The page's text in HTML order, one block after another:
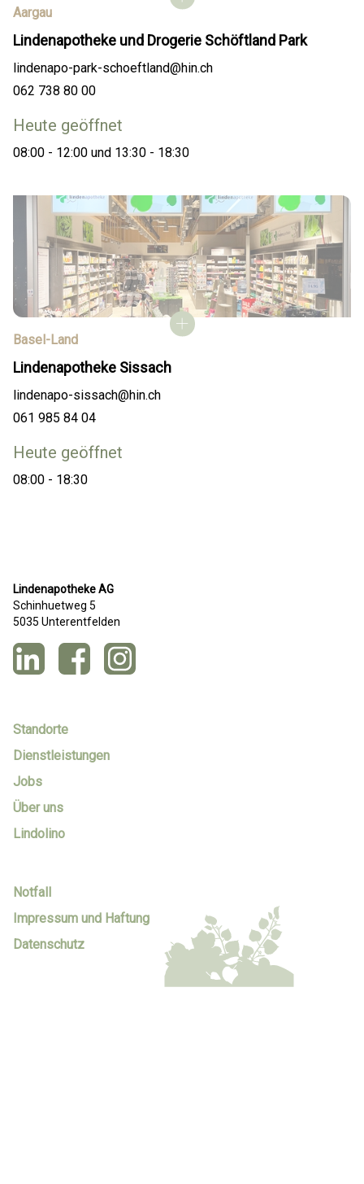
Aargau
Lindenapotheke und Drogerie Schöftland Park
lindenapo-park-schoeftland@hin.ch
062 738 80 00
Heute geöffnet
08:00 - 12:00 und 13:30 - 18:30
Basel-Land
Lindenapotheke Sissach
lindenapo-sissach@hin.ch
061 985 84 04
Heute geöffnet
08:00 - 18:30
Lindenapotheke AG
Schinhuetweg 5
5035 Unterentfelden
Standorte
Dienstleistungen
Jobs
Über uns
Lindolino
Notfall
Impressum und Haftung
Datenschutz